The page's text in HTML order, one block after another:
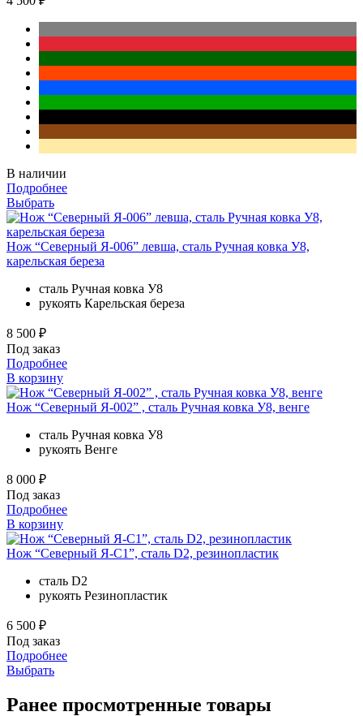
В наличии
Подробнее
Выбрать
Нож “Северный Я-006” левша, сталь Ручная ковка У8,
карельская береза
сталь Ручная ковка У8
рукоять Карельская береза
8 500 ₽
Под заказ
Подробнее
В корзину
Нож “Северный Я-002” , сталь Ручная ковка У8, венге
сталь Ручная ковка У8
рукоять Венге
8 000 ₽
Под заказ
Подробнее
В корзину
Нож “Северный Я-С1”, сталь D2, резинопластик
сталь D2
рукоять Резинопластик
6 500 ₽
Под заказ
Подробнее
Выбрать
Ранее просмотренные товары